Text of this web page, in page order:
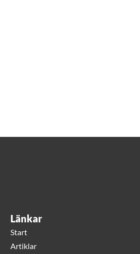
Länkar
Start
Artiklar